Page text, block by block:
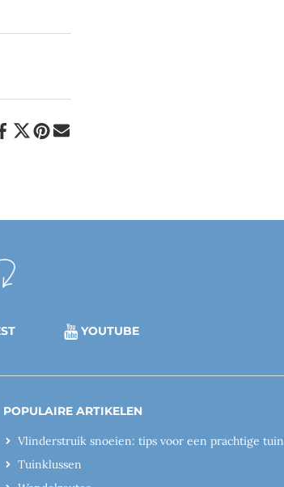
YOUTUBE
POPULAIRE ARTIKELEN
Vlinderstruik snoeien: tips voor een prachtige tuin
Tuinklussen